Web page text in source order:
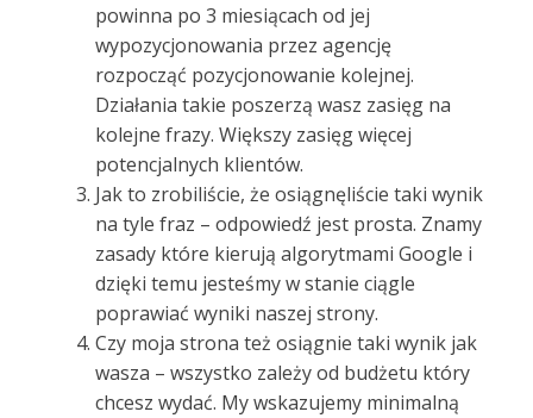
powinna po 3 miesiącach od jej
wypozycjonowania przez agencję
rozpocząć pozycjonowanie kolejnej.
Działania takie poszerzą wasz zasięg na
kolejne frazy. Większy zasięg więcej
potencjalnych klientów.
Jak to zrobiliście, że osiągnęliście taki wynik
na tyle fraz – odpowiedź jest prosta. Znamy
zasady które kierują algorytmami Google i
dzięki temu jesteśmy w stanie ciągle
poprawiać wyniki naszej strony.
Czy moja strona też osiągnie taki wynik jak
wasza – wszystko zależy od budżetu który
chcesz wydać. My wskazujemy minimalną